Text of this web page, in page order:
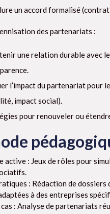
un accord formalisé
des partenariats :
une relation durable avec
l’impact du partenariat pour
impact social).
pour renouveler ou
active : Jeux de rôles pour
: Rédaction de
à des entreprises
cas : Analyse de partenariats